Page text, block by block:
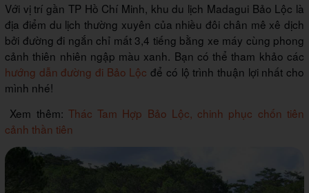
Với vị trí gần TP Hồ Chí Minh, khu du lịch Madagui Bảo Lộc là
địa điểm du lịch thường xuyên của nhiều đôi chân mê xê dịch
bởi đường đi ngắn chỉ mất 3,4 tiếng bằng xe máy cùng phong
cảnh thiên nhiên ngập màu xanh. Bạn có thể tham khảo các
hướng dẫn đường đi Bảo Lộc để có lộ trình thuận lợi nhất cho
mình nhé!
Xem thêm: Thác Tam Hợp Bảo Lộc, chinh phục chốn tiên
cảnh thần tiên